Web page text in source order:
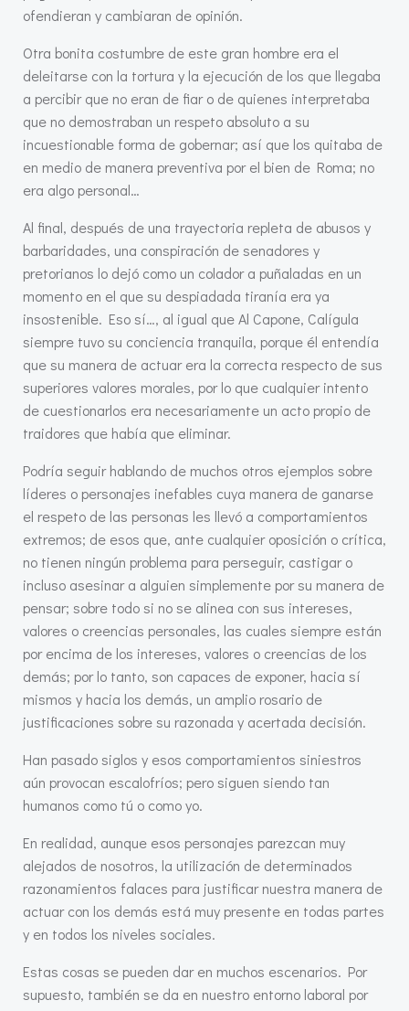
ofendieran y cambiaran de opinión.
Otra bonita costumbre de este gran hombre era el
deleitarse con la tortura y la ejecución de los que llegaba
a percibir que no eran de fiar o de quienes interpretaba
que no demostraban un respeto absoluto a su
incuestionable forma de gobernar; así que los quitaba de
en medio de manera preventiva por el bien de Roma; no
era algo personal…
Al final, después de una trayectoria repleta de abusos y
barbaridades, una conspiración de senadores y
pretorianos lo dejó como un colador a puñaladas en un
momento en el que su despiadada tiranía era ya
insostenible. Eso sí…, al igual que Al Capone, Calígula
siempre tuvo su conciencia tranquila, porque él entendía
que su manera de actuar era la correcta respecto de sus
superiores valores morales, por lo que cualquier intento
de cuestionarlos era necesariamente un acto propio de
traidores que había que eliminar.
Podría seguir hablando de muchos otros ejemplos sobre
líderes o personajes inefables cuya manera de ganarse
el respeto de las personas les llevó a comportamientos
extremos; de esos que, ante cualquier oposición o crítica,
no tienen ningún problema para perseguir, castigar o
incluso asesinar a alguien simplemente por su manera de
pensar; sobre todo si no se alinea con sus intereses,
valores o creencias personales, las cuales siempre están
por encima de los intereses, valores o creencias de los
demás; por lo tanto, son capaces de exponer, hacia sí
mismos y hacia los demás, un amplio rosario de
justificaciones sobre su razonada y acertada decisión.
Han pasado siglos y esos comportamientos siniestros
aún provocan escalofríos; pero siguen siendo tan
humanos como tú o como yo.
En realidad, aunque esos personajes parezcan muy
alejados de nosotros, la utilización de determinados
razonamientos falaces para justificar nuestra manera de
actuar con los demás está muy presente en todas partes
y en todos los niveles sociales.
Estas cosas se pueden dar en muchos escenarios. Por
supuesto, también se da en nuestro entorno laboral por